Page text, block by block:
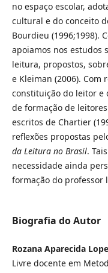
no espaço escolar,
cultural e do conceito
Bourdieu (1996;1998).
apoiamos nos estudos
leitura, propostos,
e Kleiman (2006). Com
constituição do leitor e
de formação de
escritos de Chartier
reflexões propostas
da Leitura no Brasil.
necessidade ainda
formação do professor
Biografia do Autor
Rozana Aparecida
Livre docente em